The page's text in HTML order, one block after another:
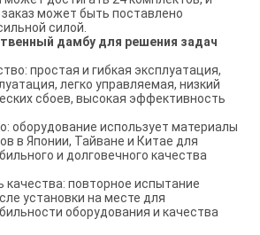
может быть поставлено
силой.
дамбу для решения задач
простая и гибкая эксплуатация,
легко управляемая, низкий
сбоев, высокая эффективность
оборудование использует материалы
в Японии, Тайване и Китае для
и долговечного качества
качества: повторное испытание
установки на месте для
оборудования и качества